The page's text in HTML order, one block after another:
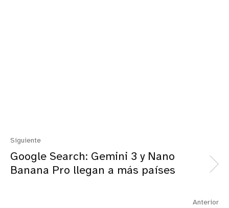
Siguiente
Google Search: Gemini 3 y Nano
Banana Pro llegan a más países
Anterior